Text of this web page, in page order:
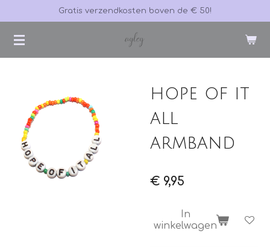
naar
Gratis verzendkosten boven de € 50!
hope of it
all
armband
€ 9,95
In
winkelwagen